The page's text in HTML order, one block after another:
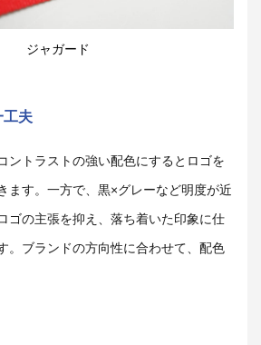
ジャガード
工夫
ントラストの強い配色にするとロゴを
ます。一方で、黒×グレーなど明度が近
ゴの主張を抑え、落ち着いた印象に仕
。ブランドの方向性に合わせて、配色